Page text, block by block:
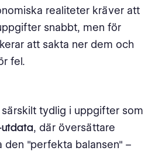
realiteter kräver att
snabbt, men för
att sakta ner dem och
fel.
tydlig i uppgifter som
utdata, där översättare
den "perfekta balansen" –